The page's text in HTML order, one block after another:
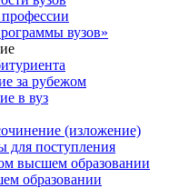
вузов»
за рубежом
в вуз
(изложение)
для поступления
высшем образовании
образовании